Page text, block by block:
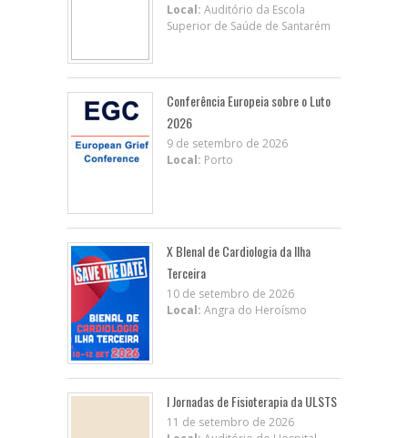
Local: Auditório da Escola
Superior de Saúde de Santarém
Conferência Europeia sobre o Luto
2026
9 de setembro de 2026
Local: Porto
X BIenal de Cardiologia da Ilha
Terceira
10 de setembro de 2026
Local: Angra do Heroísmo
I Jornadas de Fisioterapia da ULSTS
11 de setembro de 2026